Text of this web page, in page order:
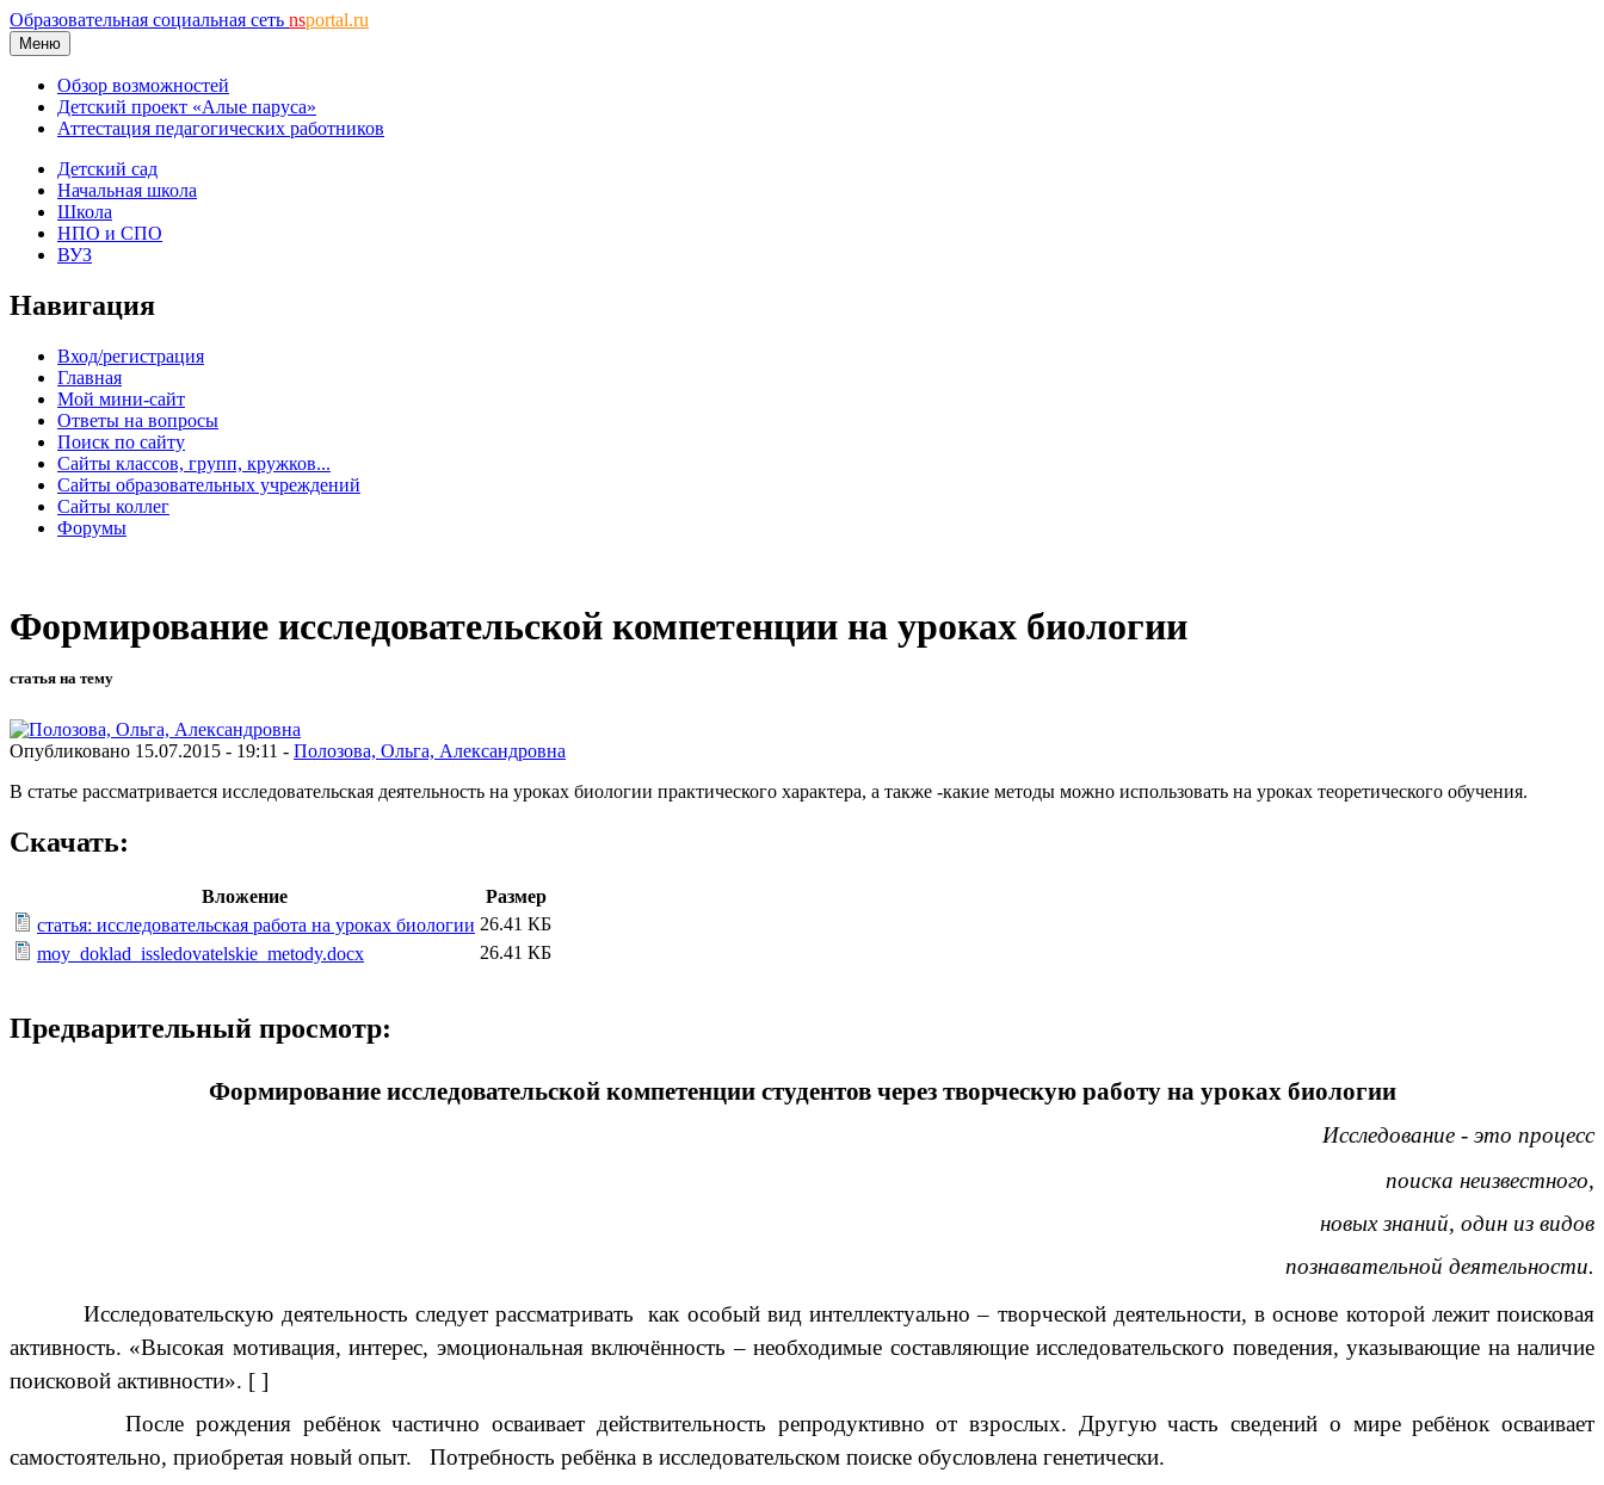
Образовательная социальная сеть nsportal.ru
Меню
Обзор возможностей
Детский проект «Алые паруса»
Аттестация педагогических работников
Детский сад
Начальная школа
Школа
НПО и СПО
ВУЗ
Навигация
Вход/регистрация
Главная
Мой мини-сайт
Ответы на вопросы
Поиск по сайту
Сайты классов, групп, кружков...
Сайты образовательных учреждений
Сайты коллег
Форумы
Формирование исследовательской компетенции на уроках биологии
статья на тему
Опубликовано 15.07.2015 - 19:11 - Полозова, Ольга, Александровна
В статье рассматривается исследовательская деятельность на уроках биологии практического характера, а также -какие методы можно использовать на уроках теоретического обучения.
Скачать:
Вложение
Размер
статья: исследовательская работа на уроках биологии 26.41 КБ
moy_doklad_issledovatelskie_metody.docx
26.41 КБ
Предварительный просмотр:
Формирование исследовательской компетенции студентов через творческую работу на уроках биологии
Исследование - это процесс
поиска неизвестного,
новых знаний, один из видов
познавательной деятельности.
Исследовательскую деятельность следует рассматривать как особый вид интеллектуально – творческой деятельности, в основе которой лежит поисковая
активность. «Высокая мотивация, интерес, эмоциональная включённость – необходимые составляющие исследовательского поведения, указывающие на наличие
поисковой активности». [ ]
После рождения ребёнок частично осваивает действительность репродуктивно от взрослых. Другую часть сведений о мире ребёнок осваивает
самостоятельно, приобретая новый опыт. Потребность ребёнка в исследовательском поиске обусловлена генетически.